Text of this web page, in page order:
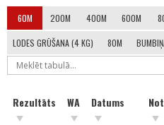
60M 200M 400M 600M
LODES GRŪŠANA (4 KG) 80M
Rezultāts WA Datums